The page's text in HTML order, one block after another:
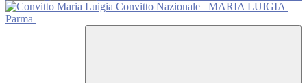
Convitto Nazionale
MARIA LUIGIA
Parma